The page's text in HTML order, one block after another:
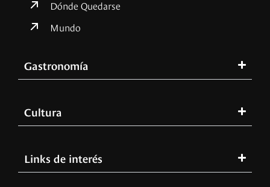
Dónde Quedarse
Mundo
Gastronomía
Cultura
Links de interés